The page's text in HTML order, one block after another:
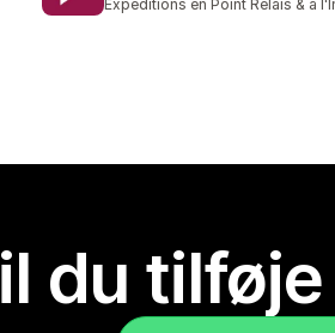
Expéditions en Point Relais & à
du